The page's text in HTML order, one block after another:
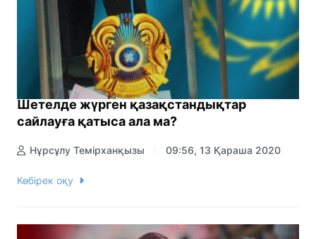
Шетелде жүрген қазақстандықтар
сайлауға қатыса ала ма?
Нұрсұлу Темірханқызы 09:56, 13 Қараша 2020
Көбірек оқу